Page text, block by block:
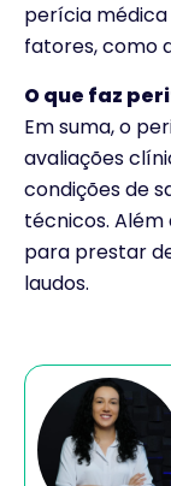
perícia
fatores, como
O que faz
Em suma, o
avaliações
condições de
técnicos. Além
para prestar
laudos.